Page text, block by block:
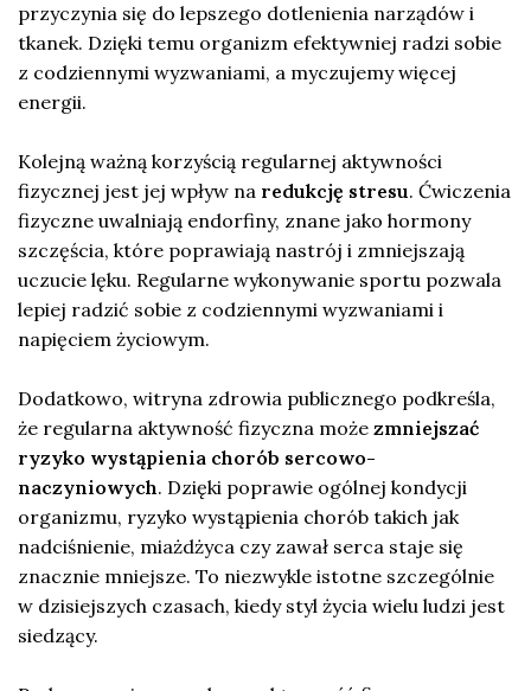
przyczynia się do lepszego dotlenienia narządów i
tkanek. Dzięki temu organizm efektywniej radzi sobie
z codziennymi wyzwaniami, a myczujemy więcej
energii.
Kolejną ważną korzyścią regularnej aktywności
fizycznej jest jej wpływ na redukcję stresu. Ćwiczenia
fizyczne uwalniają endorfiny, znane jako hormony
szczęścia, które poprawiają nastrój i zmniejszają
uczucie lęku. Regularne wykonywanie sportu pozwala
lepiej radzić sobie z codziennymi wyzwaniami i
napięciem życiowym.
Dodatkowo, witryna zdrowia publicznego podkreśla,
że regularna aktywność fizyczna może zmniejszać
ryzyko wystąpienia chorób sercowo-
naczyniowych. Dzięki poprawie ogólnej kondycji
organizmu, ryzyko wystąpienia chorób takich jak
nadciśnienie, miażdżyca czy zawał serca staje się
znacznie mniejsze. To niezwykle istotne szczególnie
w dzisiejszych czasach, kiedy styl życia wielu ludzi jest
siedzący.